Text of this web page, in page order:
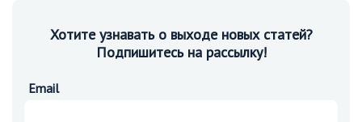
Хотите узнавать о выходе новых статей?
Подпишитесь на рассылку!
Email